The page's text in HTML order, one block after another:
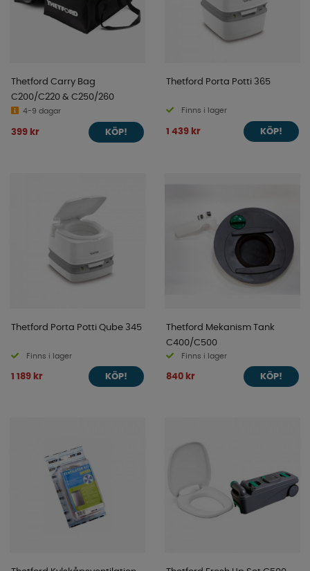
Thetford Carry Bag
C200/C220 & C250/260
4-9 dagar
399 kr KÖP!
Thetford Porta Potti 365
Finns i lager
1 439 kr KÖP!
Thetford Porta Potti Qube 345
Finns i lager
1 189 kr KÖP!
Thetford Mekanism Tank
C400/C500
Finns i lager
840 kr KÖP!